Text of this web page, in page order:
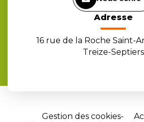
Adresse
16 rue de la Roche Saint-
Treize-Septiers
Gestion des cookies